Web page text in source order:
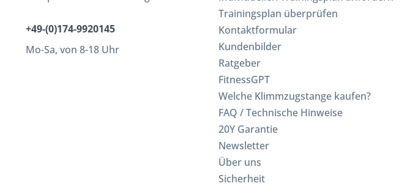
+49-(0)174-9920145
Mo-Sa, von 8-18 Uhr
Trainingsplan überprüfen
Kontaktformular
Kundenbilder
Ratgeber
FitnessGPT
Welche Klimmzugstange kaufen?
FAQ / Technische Hinweise
20Y Garantie
Newsletter
Über uns
Sicherheit